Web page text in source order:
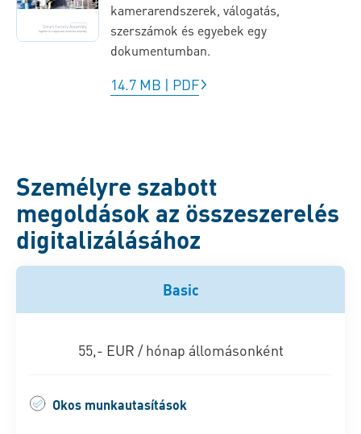
kamerarendszerek, válogatás,
szerszámok és egyebek egy
dokumentumban.
14.7 MB | PDF
Személyre szabott
megoldások az összeszerelés
digitalizálásához
Basic
55,- EUR / hónap állomásonként
Okos munkautasítások